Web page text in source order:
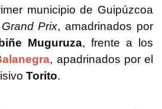
municipio de Guipúzcoa
Grand Prix, amadrinados por
Muguruza, frente a los
, apadrinados por el
Torito.